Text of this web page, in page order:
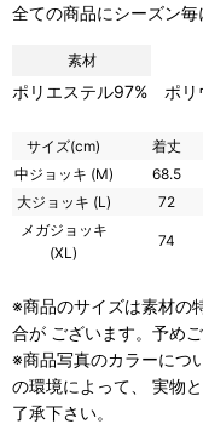
全ての商品にシーズン毎
素材
ポリエステル97% ポリ
サイズ(cm) 着丈
中ジョッキ (M)
68.5
大ジョッキ (L)
72
メガジョッキ
(XL)
74
※商品のサイズは素材の
合が ございます。予めご
※商品写真のカラーにつ
の環境によって、 実物
了承下さい。